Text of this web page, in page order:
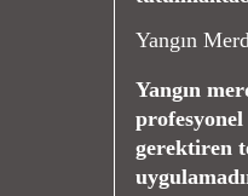
Yangın
Yangın
gerektiren